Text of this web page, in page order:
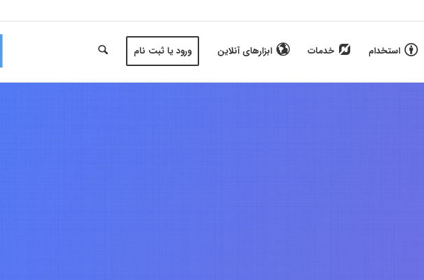
استخدام خدمات ابزارهای آنلاین ورود یا ثبت نام